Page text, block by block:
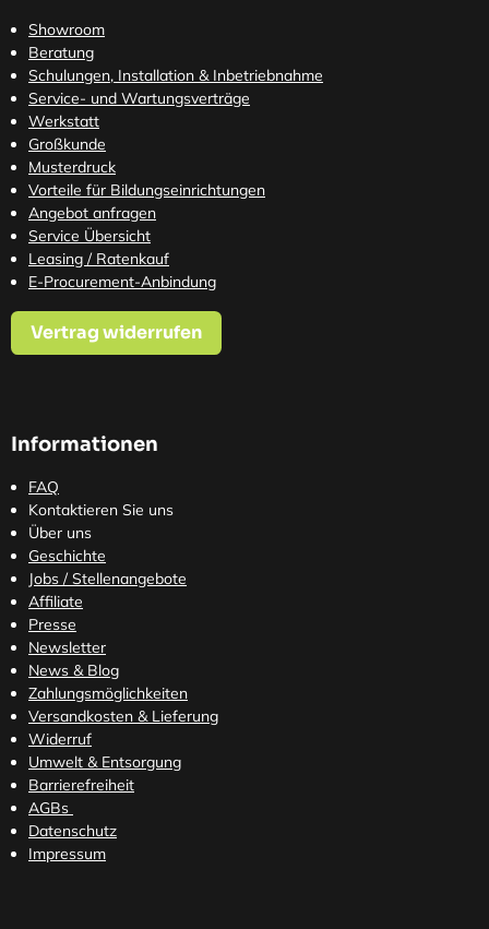
Showroom
Beratung
Schulungen, Installation & Inbetriebnahme
Service- und Wartungsverträge
Werkstatt
Großkunde
Musterdruck
Vorteile für Bildungseinrichtungen
Angebot anfragen
Service Übersicht
Leasing / Ratenkauf
E-Procurement-Anbindung
Vertrag widerrufen
Informationen
FAQ
Kontaktieren Sie uns
Über uns
Geschichte
Jobs / Stellenangebote
Affiliate
Presse
Newsletter
News & Blog
Zahlungsmöglichkeiten
Versandkosten & Lieferung
Widerruf
Umwelt & Entsorgung
Barrierefreiheit
AGBs
Datenschutz
Impressum